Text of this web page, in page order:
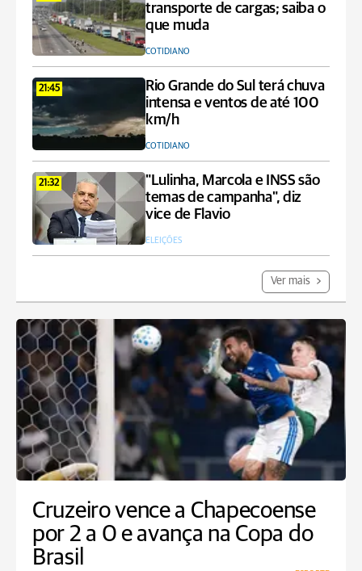
transporte de cargas; saiba o
que muda
COTIDIANO
21:45
Rio Grande do Sul terá chuva
intensa e ventos de até 100
km/h
COTIDIANO
21:32
"Lulinha, Marcola e INSS são
temas de campanha", diz
vice de Flavio
ELEIÇÕES
Ver mais
Cruzeiro vence a Chapecoense
por 2 a 0 e avança na Copa do
Brasil